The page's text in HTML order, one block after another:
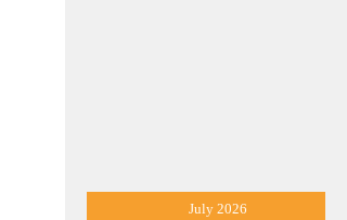
July 2026